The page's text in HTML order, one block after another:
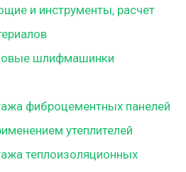
и инструменты, расчет
шлифмашинки
фиброцементных панелей
утеплителей
теплоизоляционных